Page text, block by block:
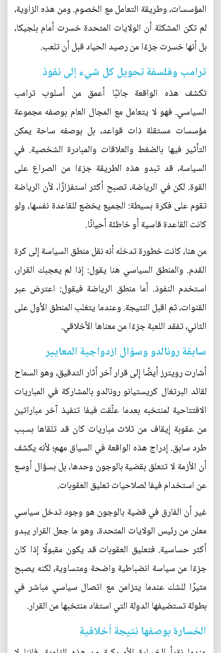
المؤسسات، وطريقة التعامل مع الخصوم. ومن هذه الزاوية،
لم تكن المشكلة أن الولايات المتحدة خسرت أمام بلجيكا،
بل أنها خسرت جزءًا من رصيد الحياد قبل أن تلعب.
ترامب وفلسفة تحويل كل شيء إلى نفوذ
تكشف هذه الواقعة جانبًا أعمق من أسلوب ترامب
السياسي. فهو لا يتعامل مع المجال العام بوصفه مجموعة
مؤسسات مستقلة ذات قواعد، بل بوصفه ساحة يمكن
التأثير فيها بالضغط والعلاقات والمبادرة الشخصية. في
السياسة، قد تبدو هذه الطريقة جزءًا من الصراع على
القوة. لكن في الرياضة، تصبح أكثر استفزازًا، لأن الرياضة
تقوم على فكرة بسيطة: الجميع يخضع للقاعدة نفسها، ولو
كانت القاعدة قاسية أو خاطئة أحيانًا.
من هنا، كانت خطورة تدخله أنه نقل منطق السياسة إلى كرة
القدم. والمنطق السياسي هنا يقول: إذا لم يعجبك القرار،
استخدم النفوذ. أما منطق الرياضة فيقول: اعترض عبر
القنوات، ثم اقبل النتيجة. وعندما يتغلب المنطق الأول على
الثاني، تفقد اللعبة جزءًا من معناها الأخلاقي.
سابقة رونالدو وسؤال ازدواجية المعايير
أشارت رويترز أيضًا إلى قرار آخر أثار التدقيق، وهو السماح
لقائد البرتغال كريستيانو رونالدو بالمشاركة في المباريات
الافتتاحية لمنتخبه بعدما علّقت فيفا تنفيذ آخر مباراتين
من عقوبة إيقاف من ثلاث مباريات كان قد تلقاها بسبب
طرد سابق. إدراج هذه الواقعة في السياق مهم؛ لأنه يكشف
أن الأزمة لا تتعلق بقضية بالوجون وحدها، بل بسؤال أوسع
عن استخدام فيفا لصلاحيات تعليق العقوبات.
غير أن الفارق في قضية بالوجون هو وجود تدخل سياسي
معلن من رئيس الولايات المتحدة، وهو ما جعل القرار يبدو
أكثر حساسية. فتعليق العقوبات قد يكون مقبولًا إذا كان
جزءًا من سياسة انضباطية واضحة ومتساوية، لكنه يصبح
مثيرًا للشك عندما يتزامن مع اتصال سياسي مباشر في
بطولة تستضيفها الدولة التي استفاد منتخبها من القرار.
الخسارة بوصفها نتيجة أخلاقية